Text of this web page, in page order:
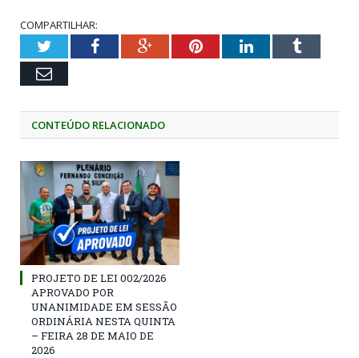
COMPARTILHAR:
TwitterFacebookGoogle+PinterestLinkedInTumblr
Email
CONTEÚDO RELACIONADO
PROJETO DE LEI 002/2026
APROVADO POR
UNANIMIDADE EM SESSÃO
ORDINÁRIA NESTA QUINTA
– FEIRA 28 DE MAIO DE
2026